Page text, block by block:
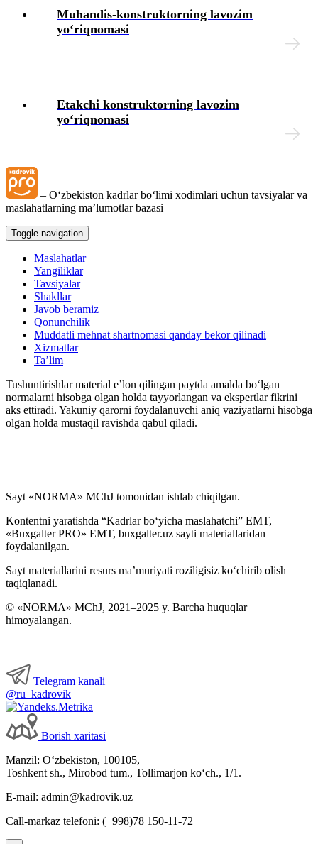
Xodimlarning ijtimoiy ta’minoti
Yuridik masalalar
Blok-diagrammalar
Muhandis-konstruktorning lavozim
yoʻriqnomasi
Etakchi konstruktorning lavozim
yoʻriqnomasi
– Oʻzbekiston kadrlar boʻlimi хodimlari uchun tavsiyalar va
maslahatlarning ma’lumotlar bazasi
Toggle navigation
Maslahatlar
Yangiliklar
Tavsiyalar
Shakllar
Javob beramiz
Qonunchilik
Muddatli mehnat shartnomasi qanday bekor qilinadi
Xizmatlar
Ta’lim
Tushuntirishlar material e’lon qilingan paytda amalda boʻlgan
normalarni hisobga olgan holda tayyorlangan va ekspertlar fikrini
aks ettiradi. Yakuniy qarorni foydalanuvchi aniq vaziyatlarni hisobga
olgan holda mustaqil ravishda qabul qiladi.
Sayt «NORMA» MChJ tomonidan ishlab chiqilgan.
Kontentni yaratishda “Kadrlar boʻyicha maslahatchi” EMT,
«Buxgalter PRO» EMT, buxgalter.uz sayti materiallaridan
foydalanilgan.
Sayt materiallarini resurs ma’muriyati roziligisiz koʻchirib olish
taqiqlanadi.
© «NORMA» MChJ, 2021–2025 y. Barcha huquqlar
himoyalangan.
Telegram kanali
@ru_kadrovik
Borish хaritasi
Manzil: Oʻzbekiston, 100105,
Toshkent sh., Mirobod tum., Tollimarjon koʻch., 1/1.
E-mail: admin@kadrovik.uz
Call-markaz telefoni: (+998)78 150-11-72